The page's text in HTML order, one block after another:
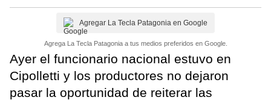
Agregar La Tecla Patagonia en Google
Agrega La Tecla Patagonia a tus medios preferidos en Google.
Ayer el funcionario nacional estuvo en
Cipolletti y los productores no dejaron
pasar la oportunidad de reiterar las